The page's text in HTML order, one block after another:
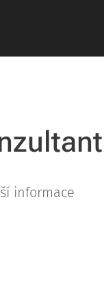
informace